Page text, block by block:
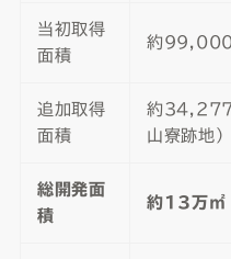
当初取得
面積
約99,000
追加取得
面積
約34,277
山寮跡地）
総開発面
積
約13万㎡